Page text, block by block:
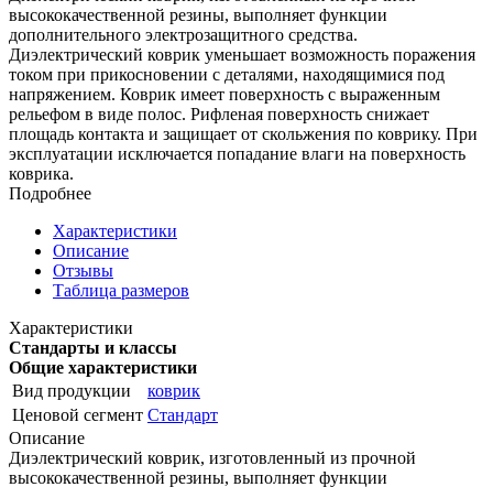
высококачественной резины, выполняет функции
дополнительного электрозащитного средства.
Диэлектрический коврик уменьшает возможность поражения
током при прикосновении с деталями, находящимися под
напряжением. Коврик имеет поверхность с выраженным
рельефом в виде полос. Рифленая поверхность снижает
площадь контакта и защищает от скольжения по коврику. При
эксплуатации исключается попадание влаги на поверхность
коврика.
Подробнее
Характеристики
Описание
Отзывы
Таблица размеров
Характеристики
Стандарты и классы
Общие характеристики
Вид продукции
коврик
Ценовой сегмент Стандарт
Описание
Диэлектрический коврик, изготовленный из прочной
высококачественной резины, выполняет функции